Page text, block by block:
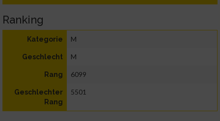
Ranking
Kategorie M
Geschlecht M
Rang 6099
Geschlechter
Rang
5501